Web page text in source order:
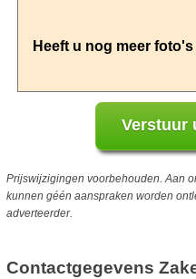
Prijswijzigingen voorbehouden. Aan
kunnen géén aanspraken worden
adverteerder.
Contactgegevens